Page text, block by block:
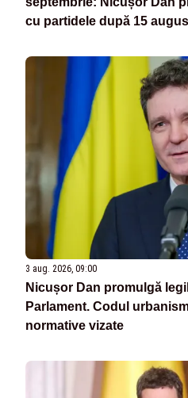
cu partidele după 15
3 aug. 2026, 09:00
Nicușor Dan promulgă
Parlament. Codul
normative vizate